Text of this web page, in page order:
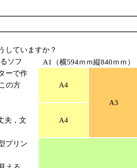
していますか？
A1（横594ｍｍ縦840ｍｍ）
A4
A3
A4
ソフ
ーで作
の方
夫，文
プリン